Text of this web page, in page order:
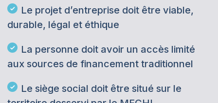
Le projet d’entreprise doit être viable,
durable, légal et éthique
La personne doit avoir un accès limité
aux sources de financement traditionnel
Le siège social doit être situé sur le